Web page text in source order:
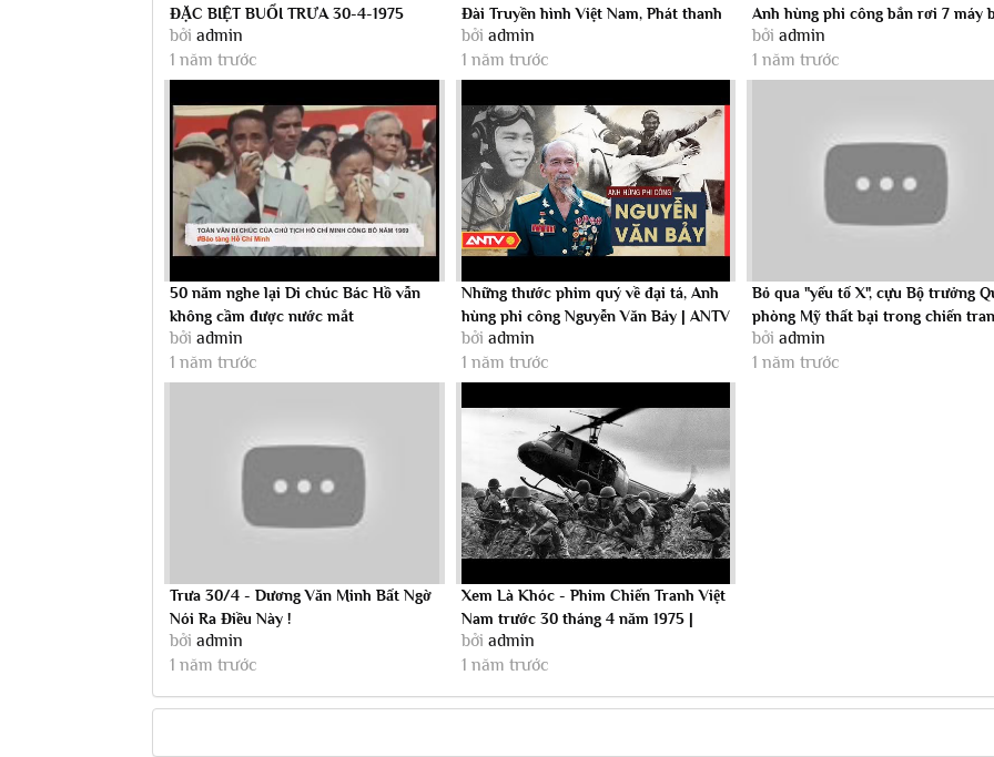
ĐẶC BIỆT BUỔI TRƯA 30-4-1975
bởi admin
1 năm trước
Đài Truyền hình Việt Nam, Phát thanh
viên...
bởi admin
1 năm trước
Anh hùng phi công bắn rơi 7 máy
Mỹ
bởiadmin
1 năm trước
50 năm nghe lại Di chúc Bác Hồ vẫn
không cầm được nước mắt
bởi admin
1 năm trước
Những thước phim quý về đại tá, Anh
hùng phi công Nguyễn Văn Bảy | ANTV
bởi admin
1 năm trước
Bỏ qua "yếu tố X", cựu Bộ trưởng
phòng Mỹ thất bại trong chiến
bởiadmin
1 năm trước
Trưa 30/4 - Dương Văn Minh Bất Ngờ
Nói Ra Điều Này !
bởi admin
1 năm trước
Xem Là Khóc - Phim Chiến Tranh Việt
Nam trước 30 tháng 4 năm 1975 |
CÁNH...
bởi admin
1 năm trước